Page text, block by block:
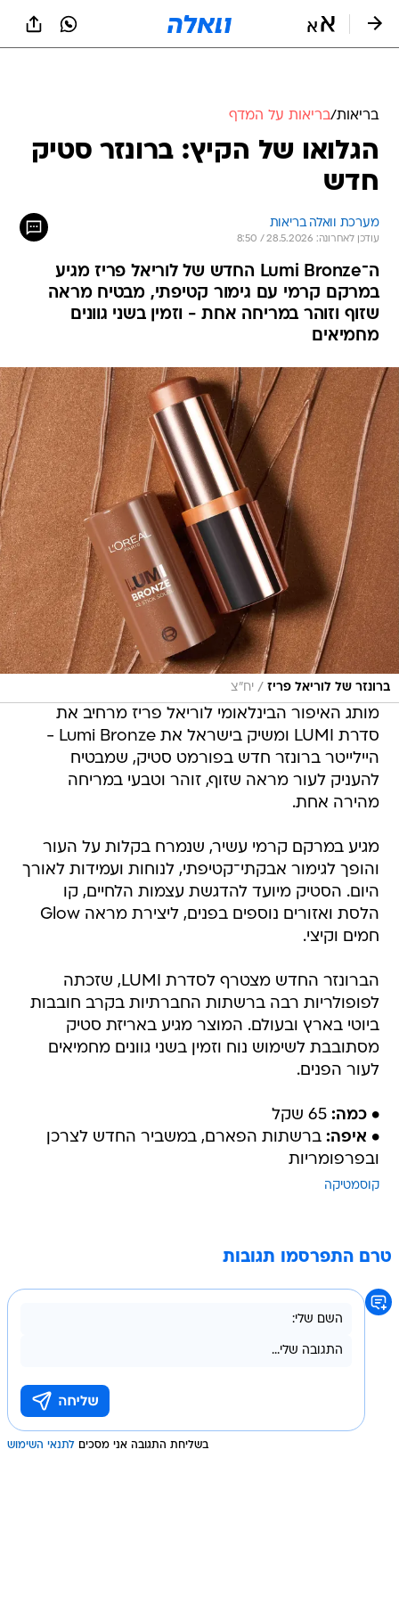
בריאות/בריאות על המדף
הגלואו של הקיץ: ברונזר סטיק
חדש
מערכת וואלה בריאות
עודכן לאחרונה: 28.5.2026 / 8:50
ה־Lumi Bronze החדש של לוריאל פריז מגיע
במרקם קרמי עם גימור קטיפתי, מבטיח מראה
שזוף וזוהר במריחה אחת - וזמין בשני גוונים
מחמיאים
ברונזר של לוריאל פריז / יח"צ
מותג האיפור הבינלאומי לוריאל פריז מרחיב את
סדרת LUMI ומשיק בישראל את Lumi Bronze -
היילייטר ברונזר חדש בפורמט סטיק, שמבטיח
להעניק לעור מראה שזוף, זוהר וטבעי במריחה
מהירה אחת.
מגיע במרקם קרמי עשיר, שנמרח בקלות על העור
והופך לגימור אבקתי־קטיפתי, לנוחות ועמידות לאורך
היום. הסטיק מיועד להדגשת עצמות הלחיים, קו
הלסת ואזורים נוספים בפנים, ליצירת מראה Glow
חמים וקיצי.
הברונזר החדש מצטרף לסדרת LUMI, שזכתה
לפופולריות רבה ברשתות החברתיות בקרב חובבות
ביוטי בארץ ובעולם. המוצר מגיע באריזת סטיק
מסתובבת לשימוש נוח וזמין בשני גוונים מחמיאים
לעור הפנים.
• כמה: 65 שקל
• איפה: ברשתות הפארם, במשביר החדש לצרכן
ובפרפומריות
קוסמטיקה
טרם התפרסמו תגובות
בשליחת התגובה אני מסכים לתנאי השימוש